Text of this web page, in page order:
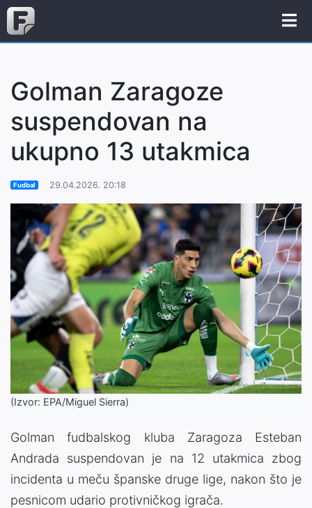
Golman Zaragoze
suspendovan na
ukupno 13 utakmica
Fudbal 29.04.2026. 20:18
(Izvor: EPA/Miguel Sierra)
Golman fudbalskog kluba Zaragoza Esteban
Andrada suspendovan je na 12 utakmica zbog
incidenta u meču španske druge lige, nakon što je
pesnicom udario protivničkog igrača.